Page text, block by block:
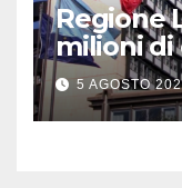
Regione
milioni di
Comuni
5 AGOSTO